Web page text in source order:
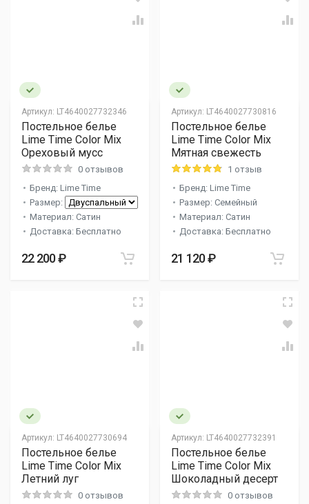
Артикул: LT4640027732346
Постельное белье
Lime Time Color Mix
Ореховый мусс
0 отзывов
Бренд: Lime Time
Размер:
Материал: Сатин
Доставка: Бесплатно
22 200 ₽
Артикул: LT4640027730816
Постельное белье
Lime Time Color Mix
Мятная свежесть
1 отзыв
Бренд: Lime Time
Размер: Семейный
Материал: Сатин
Доставка: Бесплатно
21 120 ₽
Артикул: LT4640027730694
Постельное белье
Lime Time Color Mix
Летний луг
0 отзывов
Артикул: LT4640027732391
Постельное белье
Lime Time Color Mix
Шоколадный десерт
0 отзывов